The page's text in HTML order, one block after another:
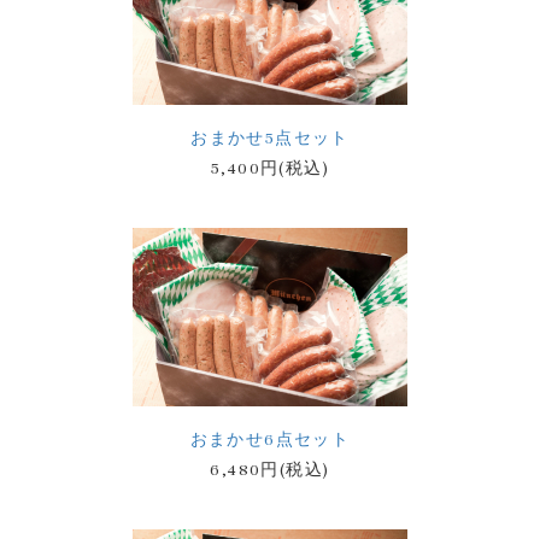
おまかせ5点セット
5,400円(税込)
おまかせ6点セット
6,480円(税込)